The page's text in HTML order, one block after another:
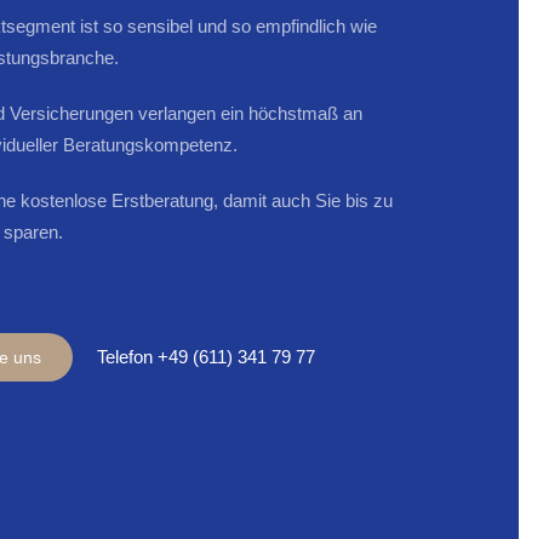
ist so sensibel und so empfindlich wie
Versicherungen verlangen ein höchstmaß an
Beratungskompetenz.
kostenlose Erstberatung, damit auch Sie bis zu
uns Telefon +49 (611) 341 79 77